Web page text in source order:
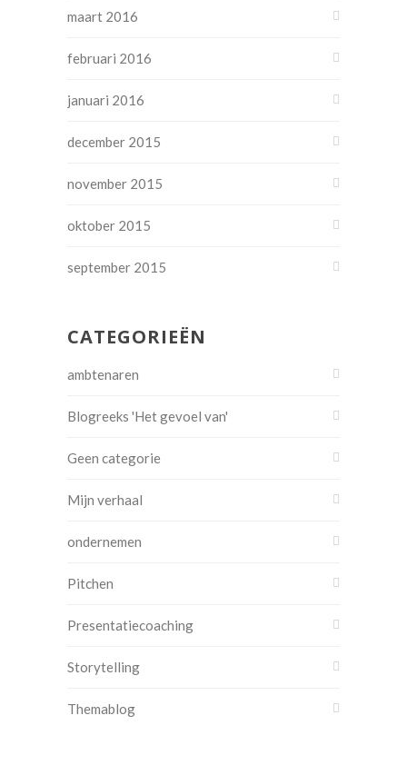
maart 2016
februari 2016
januari 2016
december 2015
november 2015
oktober 2015
september 2015
CATEGORIEËN
ambtenaren
Blogreeks 'Het gevoel van'
Geen categorie
Mijn verhaal
ondernemen
Pitchen
Presentatiecoaching
Storytelling
Themablog